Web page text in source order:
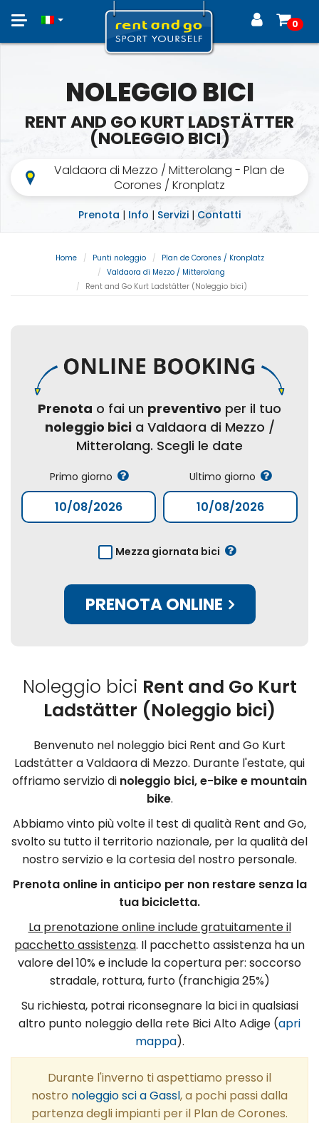
Toggle
0
NOLEGGIO BICI
RENT AND GO KURT LADSTÄTTER
(NOLEGGIO BICI)
Valdaora di Mezzo / Mitterolang - Plan de
Corones / Kronplatz
Prenota | Info | Servizi | Contatti
Home Punti noleggio
Plan de Corones / Kronplatz
Valdaora di Mezzo / Mitterolang
Rent and Go Kurt Ladstätter (Noleggio bici)
Prenota o fai un preventivo per il tuo
noleggio bicia Valdaora di Mezzo /
Mitterolang. Scegli le date
Primo giorno Ultimo giorno
Mezza giornata bici
PRENOTA ONLINE
Noleggio bici Rent and Go Kurt
Ladstätter (Noleggio bici)
Benvenuto nel noleggio bici Rent and Go Kurt
Ladstätter a Valdaora di Mezzo. Durante l'estate, qui
offriamo servizio di noleggio bici, e-bike e mountain
bike.
​Abbiamo vinto più volte il test di qualità Rent and Go,
svolto su tutto il territorio nazionale, per la qualità del
nostro servizio e la cortesia del nostro personale.
Prenota online in anticipo per non restare senza la
tua bicicletta.
La prenotazione online include gratuitamente il
pacchetto assistenza. Il pacchetto assistenza ha un
valore del 10% e include la copertura per: soccorso
stradale, rottura, furto (franchigia 25%)
Su richiesta, potrai riconsegnare la bici in qualsiasi
altro punto noleggio della rete Bici Alto Adige (apri
mappa).
Durante l'inverno ti aspettiamo presso il
nostro noleggio sci a Gassl, a pochi passi dalla
partenza degli impianti per il Plan de Corones.